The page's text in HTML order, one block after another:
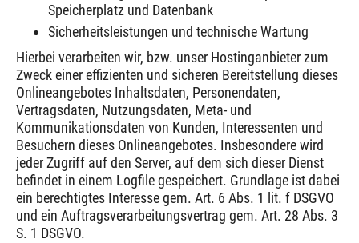
Speicherplatz und Datenbank
Sicherheitsleistungen und technische Wartung
Hierbei verarbeiten wir, bzw. unser Hostinganbieter zum
Zweck einer effizienten und sicheren Bereitstellung dieses
Onlineangebotes Inhaltsdaten, Personendaten,
Vertragsdaten, Nutzungsdaten, Meta- und
Kommunikationsdaten von Kunden, Interessenten und
Besuchern dieses Onlineangebotes. Insbesondere wird
jeder Zugriff auf den Server, auf dem sich dieser Dienst
befindet in einem Logfile gespeichert. Grundlage ist dabei
ein berechtigtes Interesse gem. Art. 6 Abs. 1 lit. f DSGVO
und ein Auftragsverarbeitungsvertrag gem. Art. 28 Abs. 3
S. 1 DSGVO.